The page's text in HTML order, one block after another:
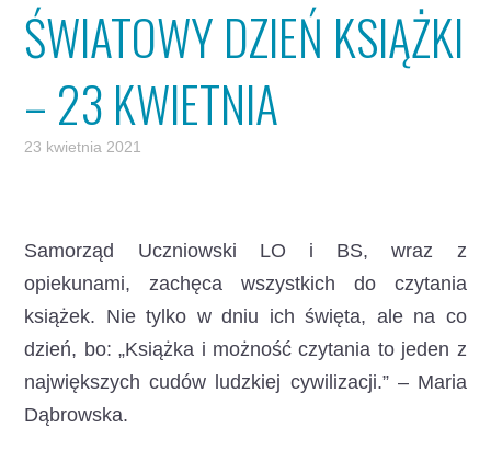
ŚWIATOWY DZIEŃ KSIĄŻKI
– 23 KWIETNIA
23 kwietnia 2021
Samorząd Uczniowski LO i BS, wraz z
opiekunami, zachęca wszystkich do czytania
książek. Nie tylko w dniu ich święta, ale na co
dzień, bo: „Książka i możność czytania to jeden z
największych cudów ludzkiej cywilizacji.” – Maria
Dąbrowska.